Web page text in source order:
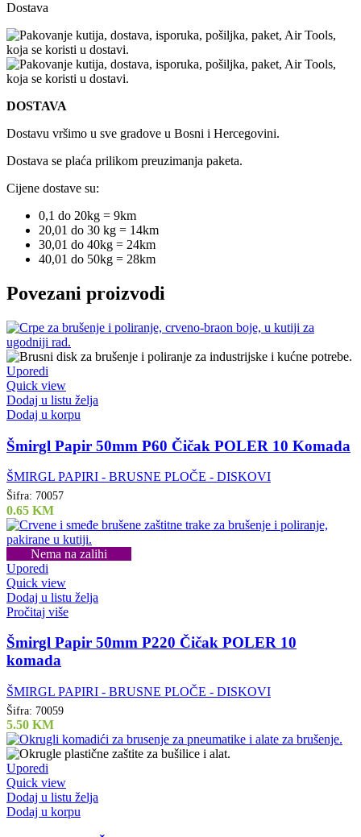
Dostava
DOSTAVA
Dostavu vršimo u sve gradove u Bosni i Hercegovini.
Dostava se plaća prilikom preuzimanja paketa.
Cijene dostave su:
0,1 do 20kg = 9km
20,01 do 30 kg = 14km
30,01 do 40kg = 24km
40,01 do 50kg = 28km
Povezani proizvodi
Uporedi
Quick view
Dodaj u listu želja
Dodaj u korpu
Šmirgl Papir 50mm P60 Čičak POLER 10 Komada
ŠMIRGL PAPIRI - BRUSNE PLOČE - DISKOVI
Šifra: 70057
0.65 KM
Nema na zalihi
Uporedi
Quick view
Dodaj u listu želja
Pročitaj više
Šmirgl Papir 50mm P220 Čičak POLER 10
komada
ŠMIRGL PAPIRI - BRUSNE PLOČE - DISKOVI
Šifra: 70059
5.50 KM
Uporedi
Quick view
Dodaj u listu želja
Dodaj u korpu